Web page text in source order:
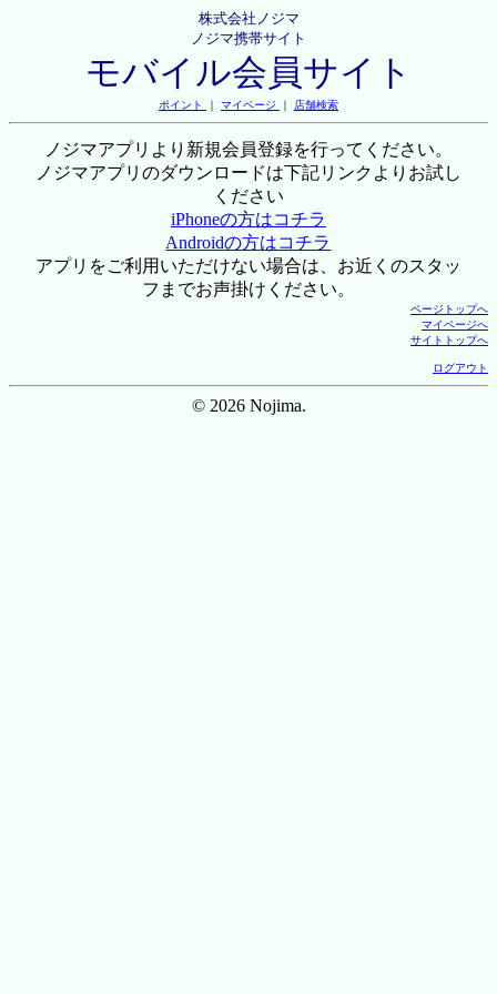
株式会社ノジマ
ノジマ携帯サイト
モバイル会員サイト
ポイント ｜ マイページ ｜ 店舗検索
ノジマアプリより新規会員登録を行ってください。
ノジマアプリのダウンロードは下記リンクよりお試し
ください
iPhoneの方はコチラ
Androidの方はコチラ
アプリをご利用いただけない場合は、お近くのスタッ
フまでお声掛けください。
ページトップへ
マイページへ
サイトトップへ
ログアウト
© 2026 Nojima.